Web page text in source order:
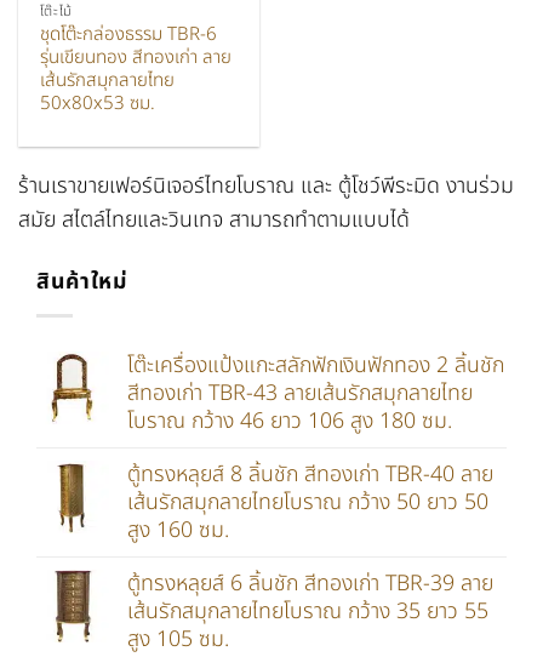
โต๊ะไม้
ชุดโต๊ะกล่องธรรม TBR-6
รุ่นเขียนทอง สีทองเก่า ลาย
เส้นรักสมุกลายไทย
50x80x53 ซม.
ร้านเราขายเฟอร์นิเจอร์ไทยโบราณ และ ตู้โชว์พีระมิด งานร่วม
สมัย สไตล์ไทยและวินเทจ สามารถทำตามแบบได้
สินค้าใหม่
โต๊ะเครื่องแป้งแกะสลักฟักเงินฟักทอง 2 ลิ้นชัก
สีทองเก่า TBR-43 ลายเส้นรักสมุกลายไทย
โบราณ กว้าง 46 ยาว 106 สูง 180 ซม.
ตู้ทรงหลุยส์ 8 ลิ้นชัก สีทองเก่า TBR-40 ลาย
เส้นรักสมุกลายไทยโบราณ กว้าง 50 ยาว 50
สูง 160 ซม.
ตู้ทรงหลุยส์ 6 ลิ้นชัก สีทองเก่า TBR-39 ลาย
เส้นรักสมุกลายไทยโบราณ กว้าง 35 ยาว 55
สูง 105 ซม.